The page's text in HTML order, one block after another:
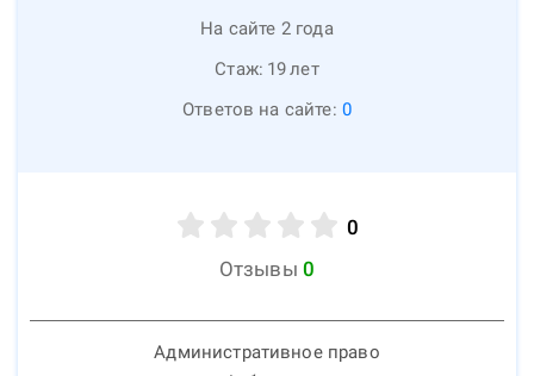
На сайте 2 года
Стаж: 19лет
Ответов на сайте: 0
0
Отзывы 0
Административное право